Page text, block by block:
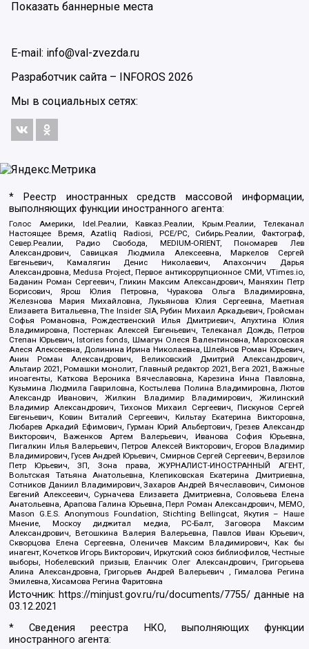
Показать баннерные места
E-mail: info@val-zvezda.ru
Разработчик сайта –
INFOROS 2026
Мы в социальных сетях:
* Реестр иностранных средств массовой информации,
выполняющих функции иностранного агента:
Голос Америки, Idel.Реалии, Кавказ.Реалии, Крым.Реалии, Телеканал
Настоящее Время, Azatliq Radiosi, PCE/PC, Сибирь.Реалии, Фактограф,
Север.Реалии, Радио Свобода, MEDIUM-ORIENT, Пономарев Лев
Александрович, Савицкая Людмила Алексеевна, Маркелов Сергей
Евгеньевич, Камалягин Денис Николаевич, Апахончич Дарья
Александровна, Medusa Project, Первое антикоррупционное СМИ, VTimes.io,
Баданин Роман Сергеевич, Гликин Максим Александрович, Маняхин Петр
Борисович, Ярош Юлия Петровна, Чуракова Ольга Владимировна,
Железнова Мария Михайловна, Лукьянова Юлия Сергеевна, Маетная
Елизавета Витальевна, The Insider SIA, Рубин Михаил Аркадьевич, Гройсман
Софья Романовна, Рождественский Илья Дмитриевич, Апухтина Юлия
Владимировна, Постернак Алексей Евгеньевич, Телеканал Дождь, Петров
Степан Юрьевич, Istories fonds, Шмагун Олеся Валентиновна, Мароховская
Алеся Алексеевна, Долинина Ирина Николаевна, Шлейнов Роман Юрьевич,
Анин Роман Александрович, Великовский Дмитрий Александрович,
Альтаир 2021, Ромашки монолит, Главный редактор 2021, Вега 2021, Важные
иноагенты, Каткова Вероника Вячеславовна, Карезина Инна Павловна,
Кузьмина Людмила Гавриловна, Костылева Полина Владимировна, Лютов
Александр Иванович, Жилкин Владимир Владимирович, Жилинский
Владимир Александрович, Тихонов Михаил Сергеевич, Пискунов Сергей
Евгеньевич, Ковин Виталий Сергеевич, Кильтау Екатерина Викторовна,
Любарев Аркадий Ефимович, Гурман Юрий Альбертович, Грезев Александр
Викторович, Важенков Артем Валерьевич, Иванова София Юрьевна,
Пигалкин Илья Валерьевич, Петров Алексей Викторович, Егоров Владимир
Владимирович, Гусев Андрей Юрьевич, Смирнов Сергей Сергеевич, Верзилов
Петр Юрьевич, ЗП, Зона права, ЖУРНАЛИСТ-ИНОСТРАННЫЙ АГЕНТ,
Вольтская Татьяна Анатольевна, Клепиковская Екатерина Дмитриевна,
Сотников Даниил Владимирович, Захаров Андрей Вячеславович, Симонов
Евгений Алексеевич, Сурначева Елизавета Дмитриевна, Соловьева Елена
Анатольевна, Арапова Галина Юрьевна, Перл Роман Александрович, МЕМО,
Mason G.E.S. Anonymous Foundation, Stichting Bellingcat, Якутия – Наше
Мнение, Москоу диджитал медиа, РС-Балт, Заговора Максим
Александрович, Ветошкина Валерия Валерьевна, Павлов Иван Юрьевич,
Скворцова Елена Сергеевна, Оленичев Максим Владимирович, Как бы
инагент, Кочетков Игорь Викторович, Иркутский союз библиофилов, Честные
выборы, Нобелевский призыв, Еланчик Олег Александрович, Григорьева
Алина Александровна, Григорьев Андрей Валерьевич , Гималова Регина
Эмилевна, Хисамова Регина Фаритовна
Источник: https://minjust.gov.ru/ru/documents/7755/ данные на
03.12.2021
* Сведения реестра НКО, выполняющих функции
иностранного агента: